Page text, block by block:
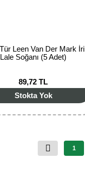
Leen Van Der Mark İri
Lale Soğanı (5 Adet)
89,72 TL
Stokta Yok
1